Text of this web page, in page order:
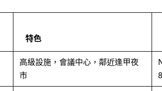
特色
高級設施，會議中心，鄰近逢甲夜
市